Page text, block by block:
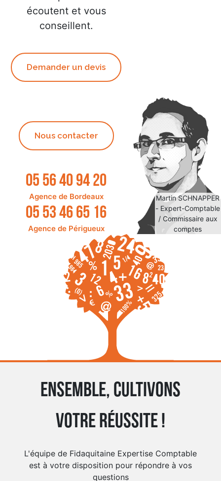
Martin SCHNAPPER
- Expert-Comptable
/ Commissaire aux
comptes
écoutent et vous
conseillent.
Demander un devis
Nous contacter
05 56 40 94 20
Agence de Bordeaux
05 53 46 65 16
Agence de Périgueux
Ensemble, cultivons
votre réussite !
L'équipe de Fidaquitaine Expertise Comptable
est à votre disposition pour répondre à vos
questions